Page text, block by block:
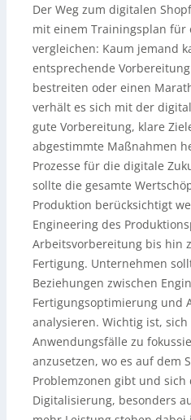
Der Weg zum digitalen
mit einem Trainingsplan für
vergleichen: Kaum jemand
entsprechende
bestreiten oder einen
verhält es sich mit der
gute Vorbereitung, klare
abgestimmte Maßnahmen
Prozesse für die digitale
sollte die gesamte
Produktion berücksichtigt
Engineering des
Arbeitsvorbereitung bis hin
Fertigung. Unternehmen
Beziehungen zwischen
Fertigungsoptimierung und
analysieren. Wichtig ist,
Anwendungsfälle zu
anzusetzen, wo es auf dem
Problemzonen gibt und sich
Digitalisierung, besonders